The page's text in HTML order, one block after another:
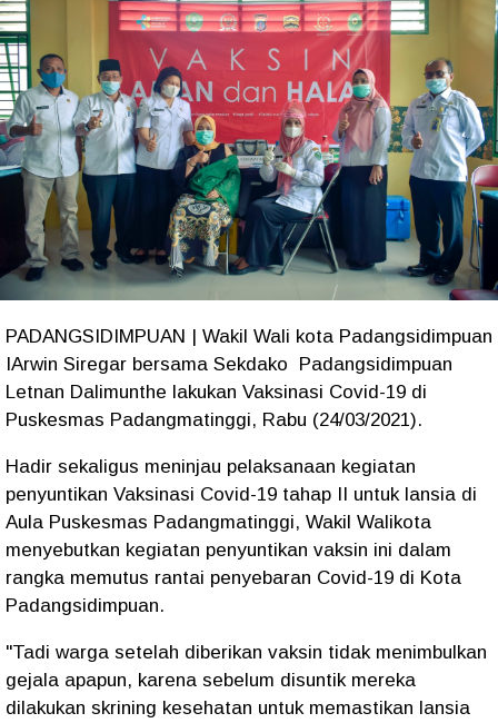
PADANGSIDIMPUAN | Wakil Wali kota Padangsidimpuan
IArwin Siregar bersama Sekdako Padangsidimpuan
Letnan Dalimunthe lakukan Vaksinasi Covid-19 di
Puskesmas Padangmatinggi, Rabu (24/03/2021).
Hadir sekaligus meninjau pelaksanaan kegiatan
penyuntikan Vaksinasi Covid-19 tahap II untuk lansia di
Aula Puskesmas Padangmatinggi, Wakil Walikota
menyebutkan kegiatan penyuntikan vaksin ini dalam
rangka memutus rantai penyebaran Covid-19 di Kota
Padangsidimpuan.
"Tadi warga setelah diberikan vaksin tidak menimbulkan
gejala apapun, karena sebelum disuntik mereka
dilakukan skrining kesehatan untuk memastikan lansia